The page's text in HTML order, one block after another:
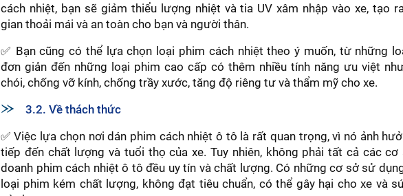
cách nhiệt, bạn sẽ giảm thiểu lượng nhiệt và tia UV xâm nhập vào xe, tạo
gian thoải mái và an toàn cho bạn và người thân.
✅ Bạn cũng có thể lựa chọn loại phim cách nhiệt theo ý muốn, từ những
đơn giản đến những loại phim cao cấp có thêm nhiều tính năng ưu việt
chói, chống vỡ kính, chống trầy xước, tăng độ riêng tư và thẩm mỹ cho xe.
3.2. Về thách thức
✅ Việc lựa chọn nơi dán phim cách nhiệt ô tô là rất quan trọng, vì nó ảnh
tiếp đến chất lượng và tuổi thọ của xe. Tuy nhiên, không phải tất cả các cơ
doanh phim cách nhiệt ô tô đều uy tín và chất lượng. Có những cơ sở sử
loại phim kém chất lượng, không đạt tiêu chuẩn, có thể gây hại cho xe và